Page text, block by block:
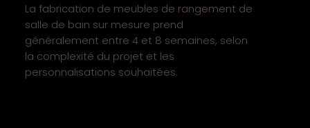
La fabrication de meubles de rangement de
salle de bain sur mesure prend
généralement entre 4 et 8 semaines, selon
la complexité du projet et les
personnalisations souhaitées.